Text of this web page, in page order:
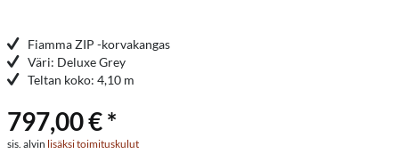
Fiamma ZIP -korvakangas
Väri: Deluxe Grey
Teltan koko: 4,10 m
797,00 € *
sis. alvin lisäksi toimituskulut